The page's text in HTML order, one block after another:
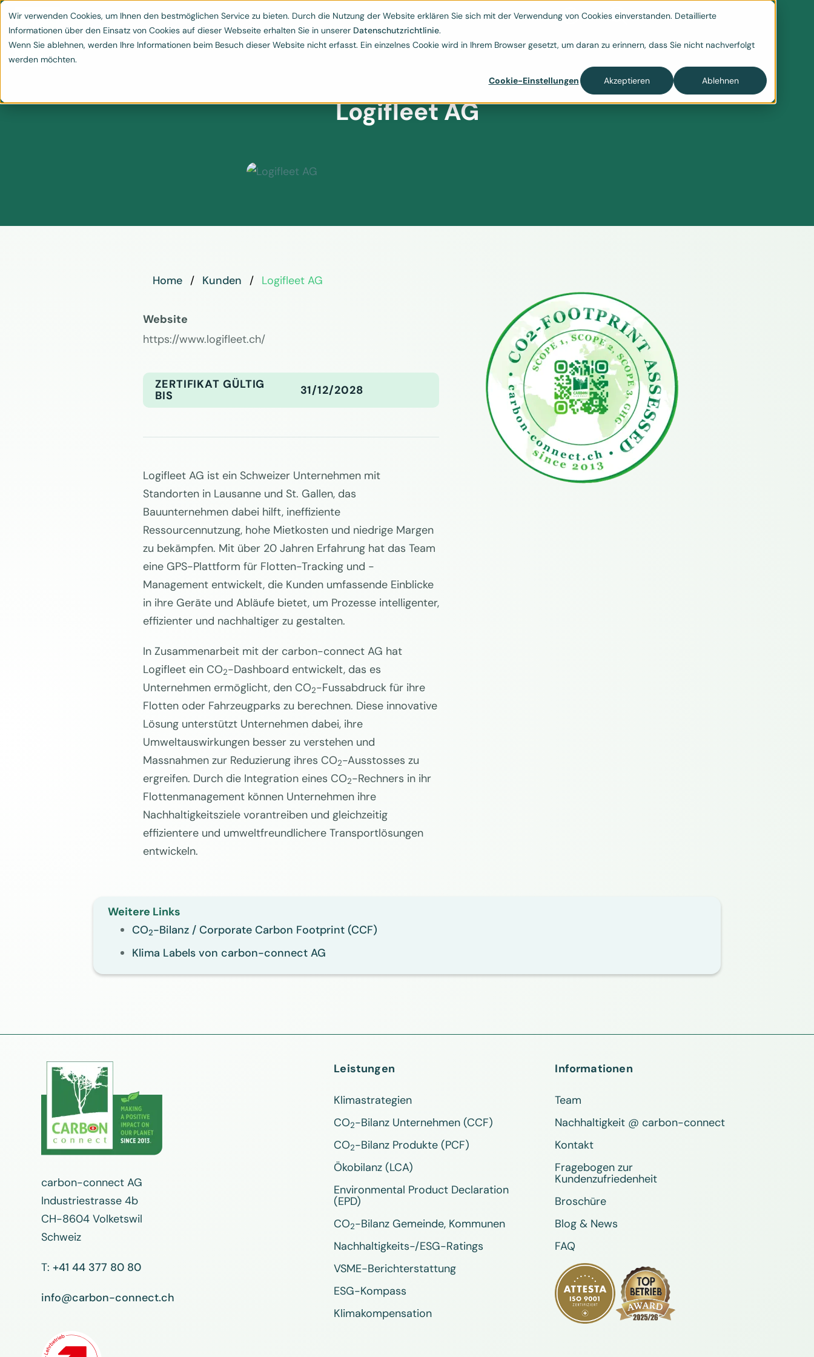
Wir verwenden Cookies, um Ihnen den bestmöglichen Service zu bieten. Durch die Nutzung der Website erklären Sie sich mit der Verwendung von Cookies einverstanden. Detaillierte
Informationen über den Einsatz von Cookies auf dieser Webseite erhalten Sie in unserer Datenschutzrichtlinie.
Wenn Sie ablehnen, werden Ihre Informationen beim Besuch dieser Website nicht erfasst. Ein einzelnes Cookie wird in Ihrem Browser gesetzt, um daran zu erinnern, dass Sie nicht nachverfolgt
werden möchten.
Cookie-Einstellungen
Akzeptieren Ablehnen
Leistungen  Klimaschutzprojekte  Blog & Ressourcen  Über uns  Kontakt ESG-Hub 
Logifleet AG
Home Kunden Logifleet AG
Website
https://www.logifleet.ch/
ZERTIFIKAT GÜLTIG
BIS 31/12/2028
Logifleet AG ist ein Schweizer Unternehmen mit
Standorten in Lausanne und St. Gallen, das
Bauunternehmen dabei hilft, ineffiziente
Ressourcennutzung, hohe Mietkosten und niedrige Margen
zu bekämpfen. Mit über 20 Jahren Erfahrung hat das Team
eine GPS-Plattform für Flotten-Tracking und -
Management entwickelt, die Kunden umfassende Einblicke
in ihre Geräte und Abläufe bietet, um Prozesse intelligenter,
effizienter und nachhaltiger zu gestalten.
In Zusammenarbeit mit der carbon-connect AG hat
Logifleet ein CO2-Dashboard entwickelt, das es
Unternehmen ermöglicht, den CO2-Fussabdruck für ihre
Flotten oder Fahrzeugparks zu berechnen. Diese innovative
Lösung unterstützt Unternehmen dabei, ihre
Umweltauswirkungen besser zu verstehen und
Massnahmen zur Reduzierung ihres CO2-Ausstosses zu
ergreifen. Durch die Integration eines CO2-Rechners in ihr
Flottenmanagement können Unternehmen ihre
Nachhaltigkeitsziele vorantreiben und gleichzeitig
effizientere und umweltfreundlichere Transportlösungen
entwickeln.
Weitere Links
CO2-Bilanz / Corporate Carbon Footprint (CCF)
Klima Labels von carbon-connect AG
carbon-connect AG
Industriestrasse 4b
CH-8604 Volketswil
Schweiz
T: +41 44 377 80 80
info@carbon-connect.ch
Leistungen
Klimastrategien
CO2-Bilanz Unternehmen (CCF)
CO2-Bilanz Produkte (PCF)
Ökobilanz (LCA)
Environmental Product Declaration
(EPD)
CO2-Bilanz Gemeinde, Kommunen
Nachhaltigkeits-/ESG-Ratings
VSME-Berichterstattung
ESG-Kompass
Klimakompensation
Informationen
Team
Nachhaltigkeit @ carbon-connect
Kontakt
Fragebogen zur
Kundenzufriedenheit
Broschüre
Blog & News
FAQ